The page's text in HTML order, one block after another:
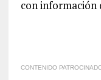
con información
CONTENIDO